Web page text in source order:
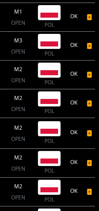
M1
OPEN
POL
OK
M3
OPEN
POL
OK
M2
OPEN
POL
OK
M2
OPEN
POL
OK
M2
OPEN
POL
OK
M2
OPEN
POL
OK
M2
OPEN
POL
OK